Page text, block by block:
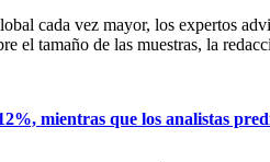
cada vez mayor, los expertos
el tamaño de las muestras, la
mientras que los analistas